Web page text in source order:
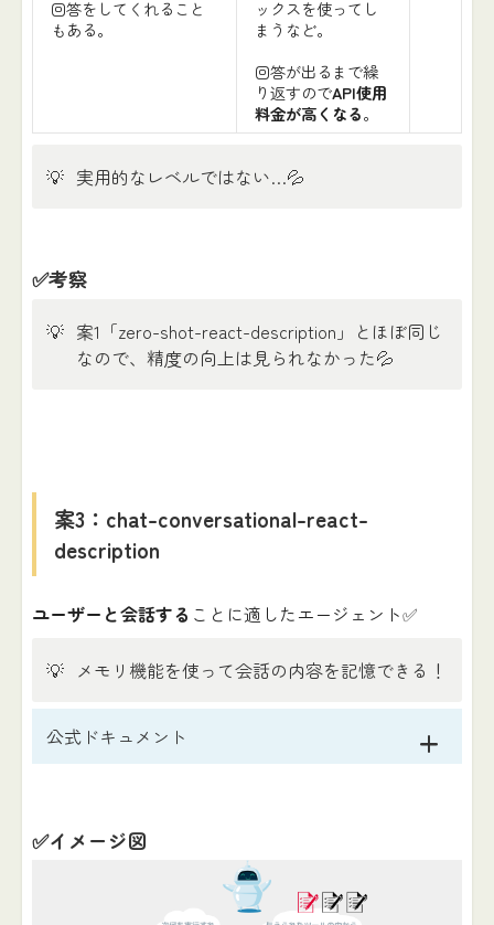
回答をしてくれること
もある。
ックスを使ってし
まうなど。
回答が出るまで繰
り返すのでAPI使用
料金が高くなる。
💡 実用的なレベルではない…💦
✅考察
💡 案1「zero-shot-react-description」とほぼ同じ
なので、精度の向上は見られなかった💦
案3：chat-conversational-react-
description
ユーザーと会話する ことに適したエージェント✅
💡 メモリ機能を使って会話の内容を記憶できる！
公式ドキュメント
✅イメージ図